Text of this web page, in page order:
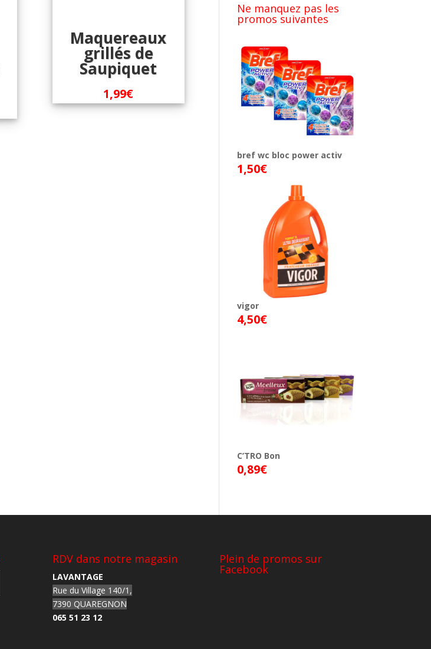
Maquereaux
grillés de
Saupiquet
1,99€
Ne manquez pas les
promos suivantes
bref wc bloc power activ
1,50€
vigor
4,50€
C’TRO Bon
0,89€
RDV dans notre magasin
LAVANTAGE
Rue du Village 140/1,
7390 QUAREGNON
065 51 23 12
Plein de promos sur
Facebook